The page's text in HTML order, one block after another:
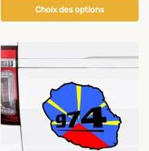
Choix des options